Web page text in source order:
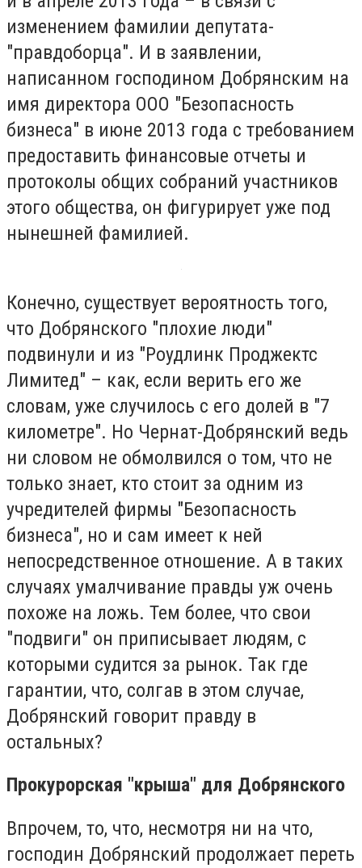
изменением фамилии депутата-
"правдоборца". И в заявлении,
написанном господином Добрянским на
имя директора ООО "Безопасность
бизнеса" в июне 2013 года с требованием
предоставить финансовые отчеты и
протоколы общих собраний участников
этого общества, он фигурирует уже под
нынешней фамилией.
Конечно, существует вероятность того,
что Добрянского "плохие люди"
подвинули и из "Роудлинк Проджектс
Лимитед" – как, если верить его же
словам, уже случилось с его долей в "7
километре". Но Чернат-Добрянский ведь
ни словом не обмолвился о том, что не
только знает, кто стоит за одним из
учредителей фирмы "Безопасность
бизнеса", но и сам имеет к ней
непосредственное отношение. А в таких
случаях умалчивание правды уж очень
похоже на ложь. Тем более, что свои
"подвиги" он приписывает людям, с
которыми судится за рынок. Так где
гарантии, что, солгав в этом случае,
Добрянский говорит правду в
остальных?
Прокурорская "крыша" для Добрянского
Впрочем, то, что, несмотря ни на что,
господин Добрянский продолжает переть